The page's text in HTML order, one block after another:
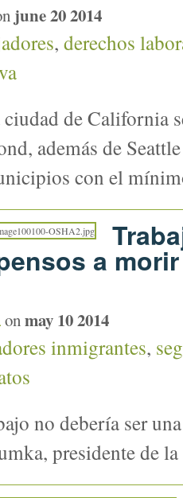
june 20 2014
, derechos
de California
además de
con el
a
onmay 10 2014
inmigrantes,
no debería ser
presidente de